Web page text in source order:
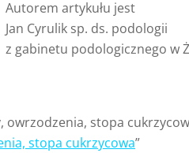
Autorem artykułu jest
Jan Cyrulik sp. ds. podologii
z gabinetu podologicznego w
owrzodzenia, stopa
stopa cukrzycowa”